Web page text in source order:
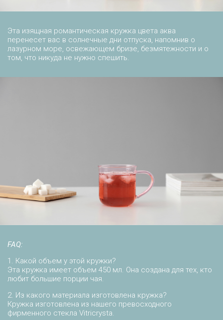
Эта изящная романтическая кружка цвета аква
перенесет вас в солнечные дни отпуска, напомнив о
лазурном море, освежающем бризе, безмятежности и о
том, что никуда не нужно спешить.
FAQ:
1. Какой объем у этой кружки?
Эта кружка имеет объем 450 мл. Она создана для тех, кто
любит большие порции чая.
2. Из какого материала изготовлена кружка?
Кружка изготовлена из нашего превосходного
фирменного стекла Vitricrysta.